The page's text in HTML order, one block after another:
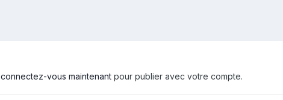
connectez-vous maintenantpour publier avec votre compte.